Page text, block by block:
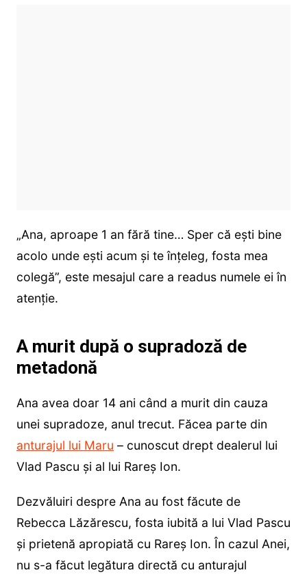
„Ana, aproape 1 an fără tine… Sper că ești bine
acolo unde ești acum și te înțeleg, fosta mea
colegă”, este mesajul care a readus numele ei în
atenție.
A murit după o supradoză de
metadonă
Ana avea doar 14 ani când a murit din cauza
unei supradoze, anul trecut. Făcea parte din
anturajul lui Maru – cunoscut drept dealerul lui
Vlad Pascu și al lui Rareș Ion.
Dezvăluiri despre Ana au fost făcute de
Rebecca Lăzărescu, fosta iubită a lui Vlad Pascu
și prietenă apropiată cu Rareș Ion. În cazul Anei,
nu s-a făcut legătura directă cu anturajul